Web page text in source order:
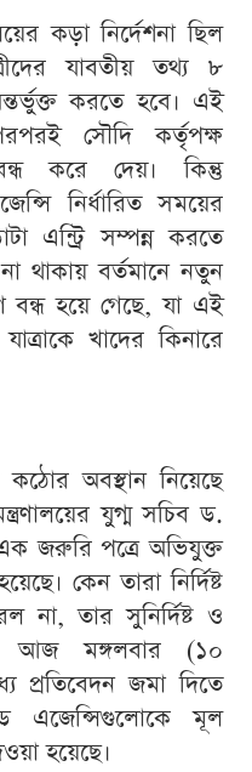
কড়া নির্দেশনা ছিল
যাবতীয় তথ্য ৮
করতে হবে। এই
সৌদি কর্তৃপক্ষ
বন্ধ করে দেয়। কিন্তু
নির্ধারিত সময়ের
এন্ট্রি সম্পন্ন করতে
থাকায় বর্তমানে নতুন
হয়ে গেছে, যা এই
খাদের কিনারে
অবস্থান নিয়েছে
যুগ্ম সচিব ড.
জরুরি পত্রে অভিযুক্ত
কেন তারা নির্দিষ্ট
তার সুনির্দিষ্ট ও
আজ মঙ্গলবার (১০
প্রতিবেদন জমা দিতে
এজেন্সিগুলোকে মূল
হয়েছে।